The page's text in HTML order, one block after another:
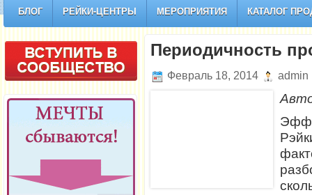
БЛОГ РЕЙКИ-ЦЕНТРЫ МЕРОПРИЯТИЯ КАТАЛОГ
Периодичность
Февраль 18, 2014 admin